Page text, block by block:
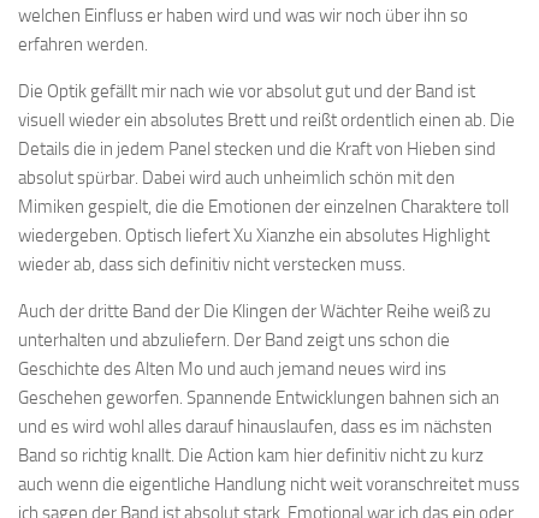
welchen Einfluss er haben wird und was wir noch über ihn so
erfahren werden.
Die Optik gefällt mir nach wie vor absolut gut und der Band ist
visuell wieder ein absolutes Brett und reißt ordentlich einen ab. Die
Details die in jedem Panel stecken und die Kraft von Hieben sind
absolut spürbar. Dabei wird auch unheimlich schön mit den
Mimiken gespielt, die die Emotionen der einzelnen Charaktere toll
wiedergeben. Optisch liefert Xu Xianzhe ein absolutes Highlight
wieder ab, dass sich definitiv nicht verstecken muss.
Auch der dritte Band der Die Klingen der Wächter Reihe weiß zu
unterhalten und abzuliefern. Der Band zeigt uns schon die
Geschichte des Alten Mo und auch jemand neues wird ins
Geschehen geworfen. Spannende Entwicklungen bahnen sich an
und es wird wohl alles darauf hinauslaufen, dass es im nächsten
Band so richtig knallt. Die Action kam hier definitiv nicht zu kurz
auch wenn die eigentliche Handlung nicht weit voranschreitet muss
ich sagen der Band ist absolut stark. Emotional war ich das ein oder